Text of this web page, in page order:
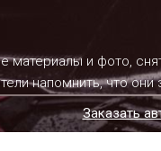
материалы и фото,
напомнить, что
Заказать